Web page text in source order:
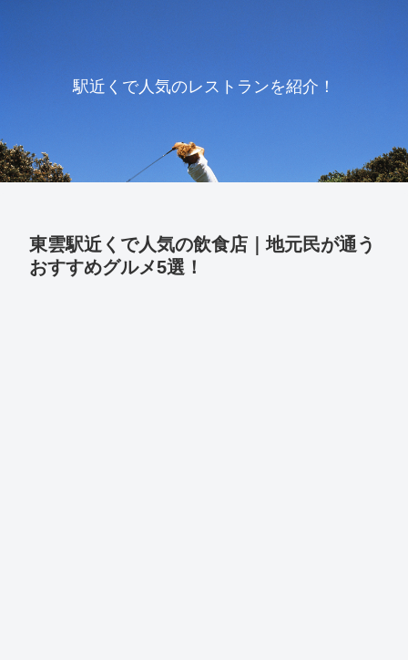
駅近くで人気のレストランを紹介！
東雲駅近くで人気の飲食店｜地元民が通う
おすすめグルメ5選！